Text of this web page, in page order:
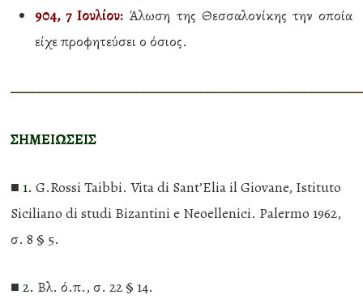
904, 7 Ιουλίου: Άλωση της Θεσσαλονίκης την οποία
είχε προφητεύσει ο όσιος.
ΣΗΜΕΙΩΣΕΙΣ
■1. G.Rossi Taibbi. Vita di Sant’Elia il Giovane, Istituto
Siciliano di studi Bizantini e Neoellenici. Palermo 1962,
σ. 8 § 5.
■2. Βλ. ό.π., σ. 22 § 14.